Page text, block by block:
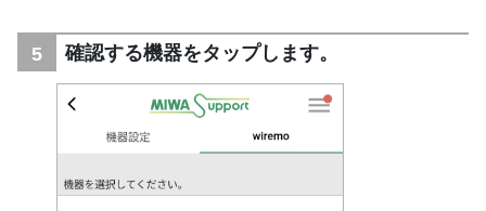
確認する機器をタップします。